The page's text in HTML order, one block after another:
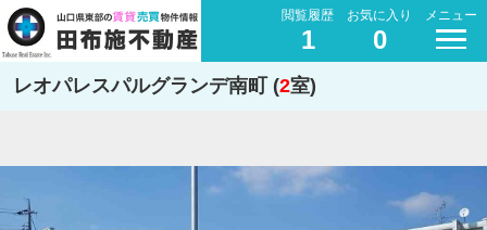
閲覧履歴
1
お気に入り
0
メニュー
レオパレスパルグランデ南町 (2室)